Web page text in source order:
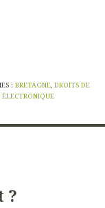
:BRETAGNE ,DROITS DE
?